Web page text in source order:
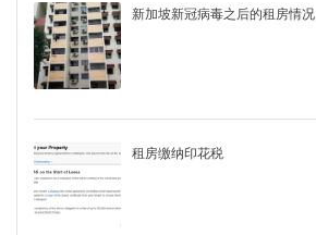
新加坡新冠病毒之后的租房情况
租房缴纳印花税